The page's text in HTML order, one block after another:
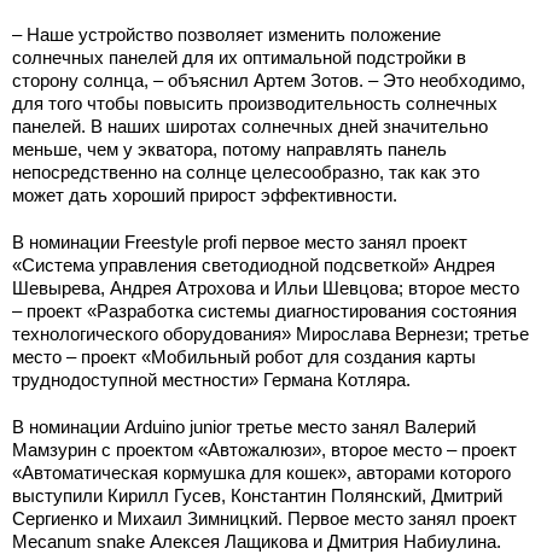
– Наше устройство позволяет изменить положение
солнечных панелей для их оптимальной подстройки в
сторону солнца, – объяснил Артем Зотов. – Это необходимо,
для того чтобы повысить производительность солнечных
панелей. В наших широтах солнечных дней значительно
меньше, чем у экватора, потому направлять панель
непосредственно на солнце целесообразно, так как это
может дать хороший прирост эффективности.
В номинации Freestyle profi первое место занял проект
«Система управления светодиодной подсветкой» Андрея
Шевырева, Андрея Атрохова и Ильи Шевцова; второе место
– проект «Разработка системы диагностирования состояния
технологического оборудования» Мирослава Вернези; третье
место – проект «Мобильный робот для создания карты
труднодоступной местности» Германа Котляра.
В номинации Arduino junior третье место занял Валерий
Мамзурин с проектом «Автожалюзи», второе место – проект
«Автоматическая кормушка для кошек», авторами которого
выступили Кирилл Гусев, Константин Полянский, Дмитрий
Сергиенко и Михаил Зимницкий. Первое место занял проект
Mecanum snake Алексея Лащикова и Дмитрия Набиулина.